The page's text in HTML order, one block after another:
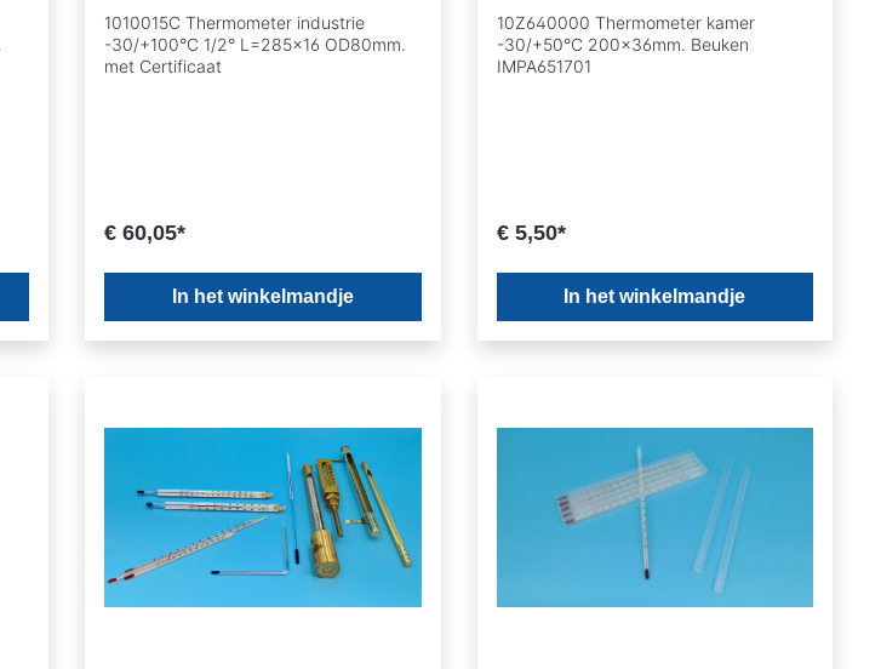
1010015C Thermometer industrie
-30/+100°C 1/2° L=285x16 OD80mm.
met Certificaat
€ 60,05*
In het winkelmandje
10Z640000 Thermometer kamer
-30/+50°C 200x36mm. Beuken
IMPA651701
€ 5,50*
In het winkelmandje